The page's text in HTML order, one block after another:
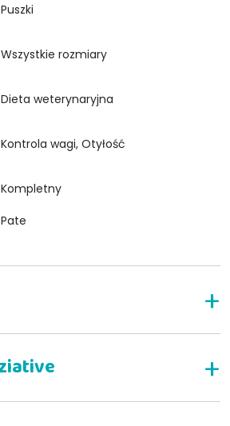
Puszki
Wszystkie rozmiary
Dieta weterynaryjna
Kontrola wagi, Otyłość
Kompletny
Pate